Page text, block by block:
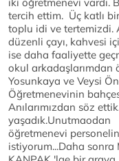
tercih ettim. Üç katlı
toplu idi ve tertemizdi.
düzenli çayı, kahvesi
ise daha faaliyette
okul arkadaşlarımdan
Yosunkaya ve Veysi
Öğretmenevinin
Anılarımızdan söz
yaşadık.Unutmaodan
öğretmenevi
istiyorum...Daha